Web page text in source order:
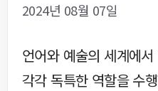
2024년 08월 07일
언어와 예술의 세계에서
각각 독특한 역할을 수